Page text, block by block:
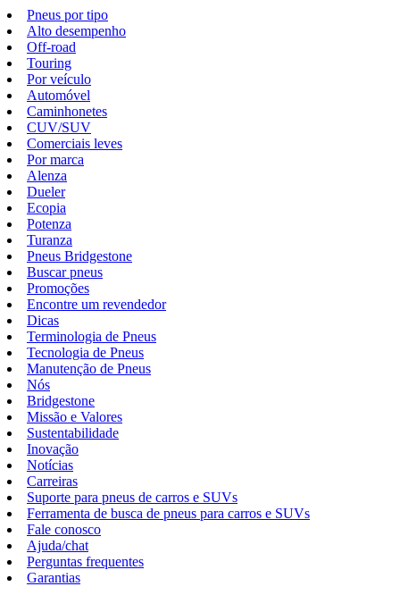
Pneus por tipo
Alto desempenho
Off-road
Touring
Por veículo
Automóvel
Caminhonetes
CUV/SUV
Comerciais leves
Por marca
Alenza
Dueler
Ecopia
Potenza
Turanza
Pneus Bridgestone
Buscar pneus
Promoções
Encontre um revendedor
Dicas
Terminologia de Pneus
Tecnologia de Pneus
Manutenção de Pneus
Nós
Bridgestone
Missão e Valores
Sustentabilidade
Inovação
Notícias
Carreiras
Suporte para pneus de carros e SUVs
Ferramenta de busca de pneus para carros e SUVs
Fale conosco
Ajuda/chat
Perguntas frequentes
Garantias